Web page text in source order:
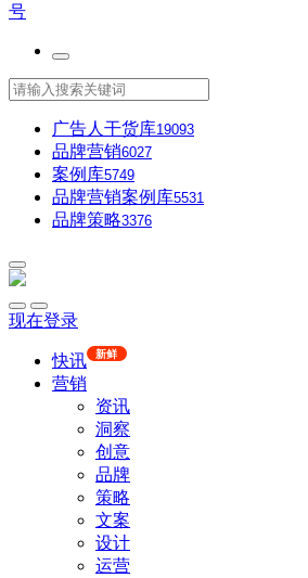
号
广告人干货库19093
品牌营销6027
案例库5749
品牌营销案例库5531
品牌策略3376
现在登录
快讯 新鲜
营销
资讯
洞察
创意
品牌
策略
文案
设计
运营